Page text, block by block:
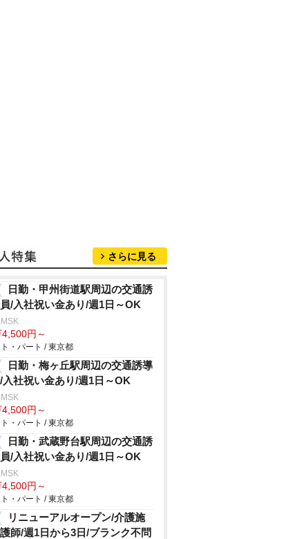
さらに見る
日勤・甲州街道駅周辺の交通誘
/入社祝い金あり/週1日～OK
4,500円～
・パート / 東京都
日勤・梅ヶ丘駅周辺の交通誘導
入社祝い金あり/週1日～OK
4,500円～
・パート / 東京都
日勤・武蔵野台駅周辺の交通誘
/入社祝い金あり/週1日～OK
4,500円～
・パート / 東京都
リニューアルオープン/介護施
師/週1日から3日/ブランク不問